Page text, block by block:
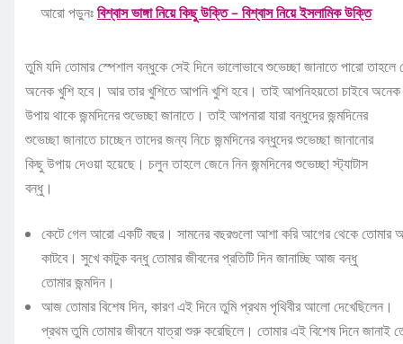
আরো পড়ুনঃবিশ্বাস ভাঙ্গা নিয়ে কিছু উক্তি – বিশ্বাস নিয়ে ইসলামিক উক্তি
তুমি যদি তোমার স্পেশাল বন্ধুকে সেই দিনে ভালোভাবে শুভেচ্ছা জানাতে পারো তাহলে
অনেক খুশি হবে। আর তার খুশিতে আপনি খুশি হবে। তাই আপনিহয়তো চাইবে
উপায় থাকে জন্মদিনের শুভেচ্ছা জানাতে। তাই আপনারা যারা বন্ধুদের জন্মদিনের
শুভেচ্ছা জানাতে চাচ্ছেন তাদের জন্য নিচে জন্মদিনের বন্ধুদের শুভেচ্ছা জানানোর
কিছু উপায় দেওয়া হয়েছে। চলুন তাহলে জেনে নিন জন্মদিনের শুভেচ্ছা স্ট্যাটাস
বন্ধু।
কেটে গেল আরো একটি বছর। সামনের বছরগুলো আশা করি আগের থেকে তোমার
কাটবে। সুখে কাটুক বন্ধু তোমার জীবনের প্রতিটি দিন জানাচ্ছি আজ বন্ধু
তোমার জন্মদিন।
আজ তোমার বিশেষ দিন, কারণ এই দিনে তুমি প্রথম পৃথিবীর আলো দেখেছিলেন।
প্রথম তুমি তোমার জীবনে যাত্রা শুরু করেছিলে। তোমার এই বিশেষ দিনে জানাই